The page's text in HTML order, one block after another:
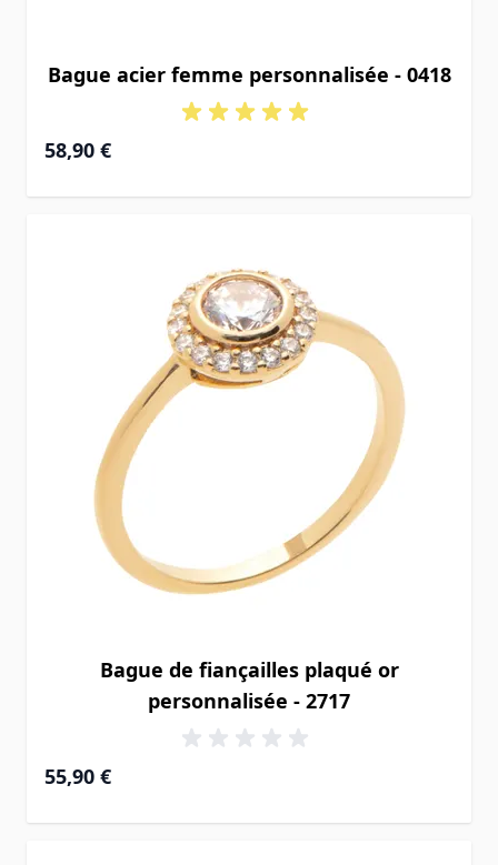
Bague acier femme personnalisée - 0418
58,90 €
Bague de fiançailles plaqué or
personnalisée - 2717
55,90 €